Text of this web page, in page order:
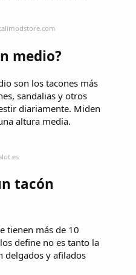
medio?
son los tacones más
sandalias y otros
diariamente. Miden
altura media.
tacón
tienen más de 10
define no es tanto la
delgados y afilados